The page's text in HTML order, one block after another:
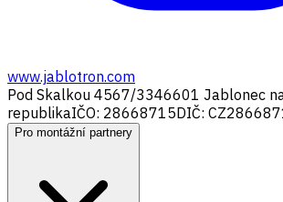
www.jablotron.com
Pod Skalkou 4567/3346601 Jablonec
republikaIČO: 28668715DIČ:
Pro montážní partnery